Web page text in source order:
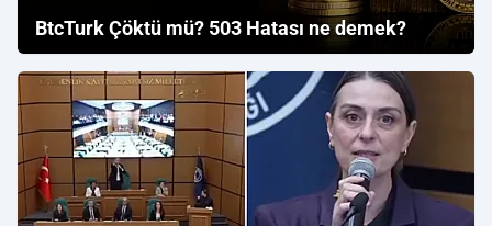
BtcTurk Çöktü mü? 503 Hatası ne demek?